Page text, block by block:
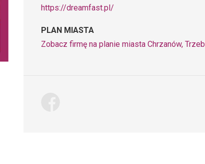
https://dreamfast.pl/
PLAN MIASTA
Zobacz firmę na planie miasta Chrzanów,